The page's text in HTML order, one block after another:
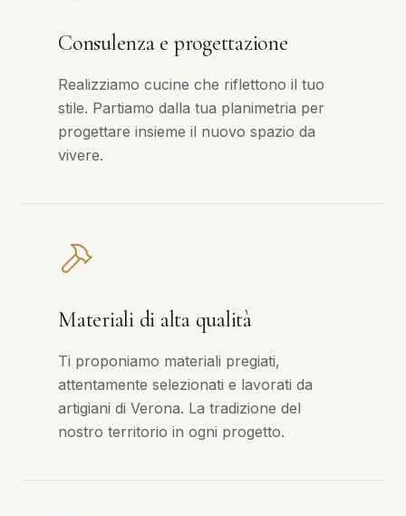
Consulenza e progettazione
Realizziamo cucine che riflettono il tuo
stile. Partiamo dalla tua planimetria per
progettare insieme il nuovo spazio da
vivere.
Materiali di alta qualità
Ti proponiamo materiali pregiati,
attentamente selezionati e lavorati da
artigiani di Verona. La tradizione del
nostro territorio in ogni progetto.